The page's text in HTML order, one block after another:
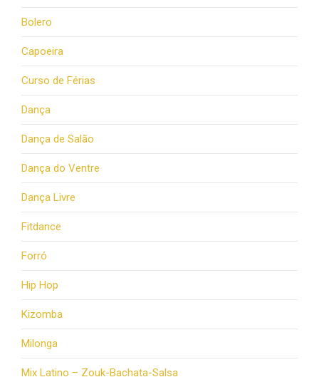
Bolero
Capoeira
Curso de Férias
Dança
Dança de Salão
Dança do Ventre
Dança Livre
Fitdance
Forró
Hip Hop
Kizomba
Milonga
Mix Latino – Zouk-Bachata-Salsa